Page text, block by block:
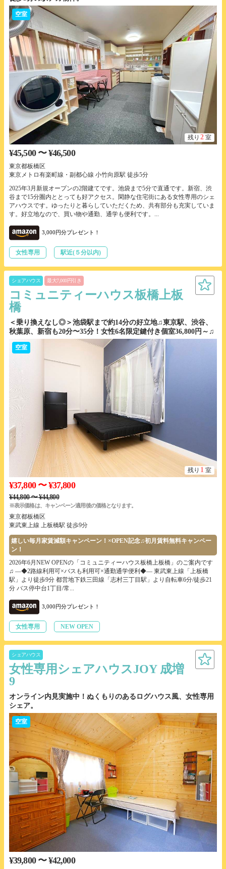
空室
残り 2 室
¥45,500 〜 ¥46,500
東京都板橋区
東京メトロ有楽町線・副都心線 小竹向原駅 徒歩5分
2025年3月新規オープンの2階建てです。池袋まで5分で直通です。新宿、渋
谷まで15分圏内ととっても好アクセス。閑静な住宅街にある女性専用のシェ
アハウスです。ゆったりと暮らしていただくため、共有部分も充実していま
す。好立地なので、買い物や通勤、通学も便利です。...
3,000円分プレゼント！
女性専用 駅近(５分以内)
シェアハウス 最大7,000円引き
コミュニティーハウス板橋上板
橋
＜乗り換えなし◎＞池袋駅まで約14分の好立地♫東京駅、渋谷、
秋葉原、新宿も20分〜35分！女性6名限定鍵付き個室36,800円～♫
空室
残り 1 室
¥37,800 〜 ¥37,800
¥44,800 〜 ¥44,800
※表示価格は、キャンペーン適用後の価格となります。
東京都板橋区
東武東上線 上板橋駅 徒歩9分
嬉しい毎月家賃減額キャンペーン！×OPEN記念♫初月賃料無料キャンペー
ン！
2026年6月NEW OPENの「コミュニティーハウス板橋上板橋」のご案内です
♫ ―◆2路線利用可×バスも利用可×通勤通学便利◆― 東武東上線「上板橋
駅」より徒歩9分 都営地下鉄三田線「志村三丁目駅」より自転車6分/徒歩21
分 バス停中台1丁目/常...
3,000円分プレゼント！
女性専用 NEW OPEN
シェアハウス
女性専用シェアハウスJOY 成増
9
オンライン内見実施中！ぬくもりのあるログハウス風、女性専用
シェア。
空室
¥39,800 〜 ¥42,000